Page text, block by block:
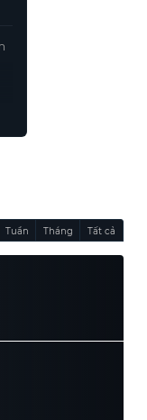
Tuần Tháng Tất cả